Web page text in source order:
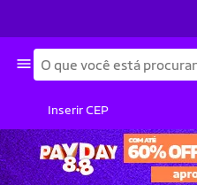
Busca
Inserir CEP